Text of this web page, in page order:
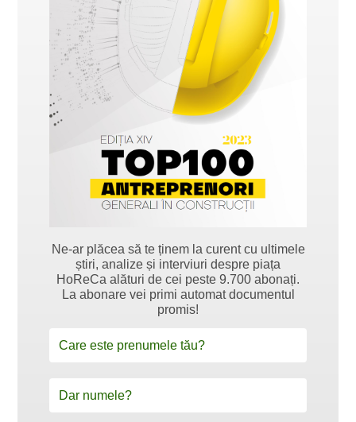
Ne-ar plăcea să te ținem la curent cu ultimele
știri, analize și interviuri despre piața
HoReCa alături de cei peste 9.700 abonați.
La abonare vei primi automat documentul
promis!